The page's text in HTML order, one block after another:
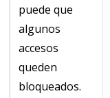
puede que
algunos
accesos
queden
bloqueados.